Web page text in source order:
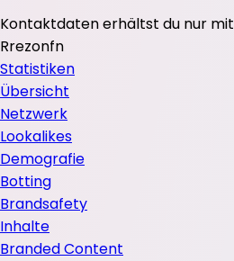
Kontaktdaten erhältst du nur mit
Rrezonfn
Statistiken
Übersicht
Netzwerk
Lookalikes
Demografie
Botting
Brandsafety
Inhalte
Branded Content